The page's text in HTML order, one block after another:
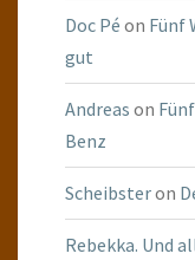
Doc Pé on Fünf
gut
Andreas on
Benz
Scheibsteron
Rebekka. Und